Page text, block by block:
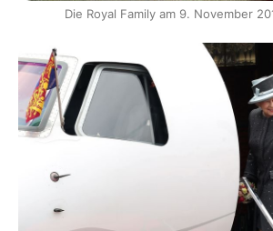
Die Royal Family am 9. November